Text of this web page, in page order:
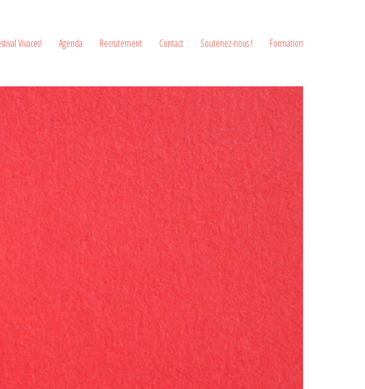
Vivaces! Agenda Recrutement Contact Soutenez-nous ! Formation